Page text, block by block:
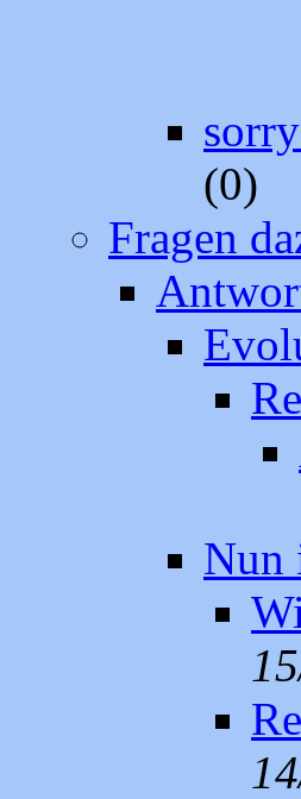
(0)
Fragen
Nun